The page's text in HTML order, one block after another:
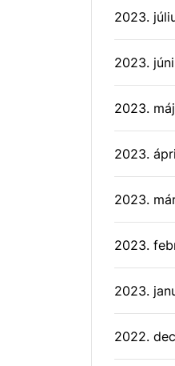
2023.
2023.
2023.
2023.
2023.
2023.
2023.
2022.